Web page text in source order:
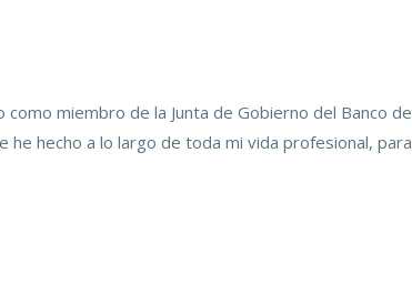
miembro de la Junta de Gobierno del Banco de
he hecho a lo largo de toda mi vida profesional, para